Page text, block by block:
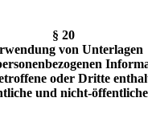
§ 20
von Unterlagen
oder Dritte
und nicht-